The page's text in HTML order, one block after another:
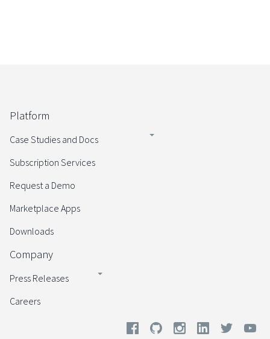
Platform
Case Studies and Docs
Subscription Services
Request a Demo
Marketplace Apps
Downloads
Company
Press Releases
Careers